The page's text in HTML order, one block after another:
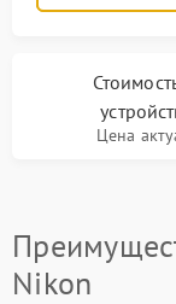
Цена
Nikon